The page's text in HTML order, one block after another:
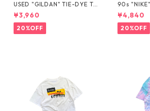
USED "GILDAN" TIE-DYE TE
E
¥3,960
20%OFF
90s
HORTS
¥4,840
20%OFF